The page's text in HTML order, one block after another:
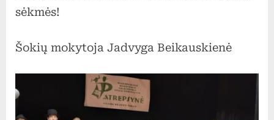
sėkmės!
Šokių mokytoja Jadvyga Beikauskienė